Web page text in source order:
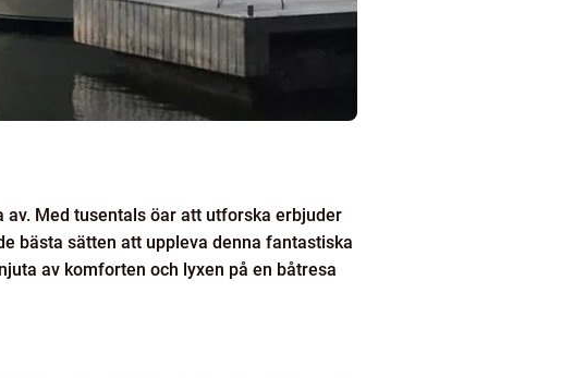
Med tusentals öar att utforska erbjuder
bästa sätten att uppleva denna fantastiska
av komforten och lyxen på en båtresa